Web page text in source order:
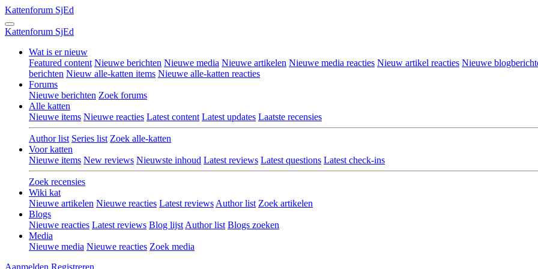
Kattenforum SjEd
Kattenforum SjEd
Wat is er nieuw
Featured content Nieuwe berichten Nieuwe media Nieuwe artikelen Nieuwe media reacties Nieuw artikel reacties Nieuwe
berichten Nieuw alle-katten items Nieuwe alle-katten reacties
Forums
Nieuwe berichten Zoek forums
Alle katten
Nieuwe items Nieuwe reacties Latest content Latest updates Laatste recensies
Author list Series list Zoek alle-katten
Voor katten
Nieuwe items New reviews Nieuwste inhoud Latest reviews Latest questions Latest check-ins
Zoek recensies
Wiki kat
Nieuwe artikelen Nieuwe reacties Latest reviews Author list Zoek artikelen
Blogs
Nieuwe reacties Latest reviews Blog lijst Author list Blogs zoeken
Media
Nieuwe media Nieuwe reacties Zoek media
Aanmelden Registreren